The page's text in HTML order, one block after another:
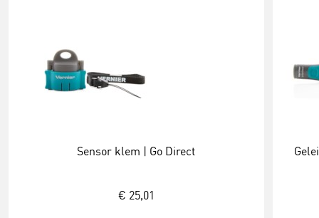
Sensor klem | Go Direct
€ 25,01